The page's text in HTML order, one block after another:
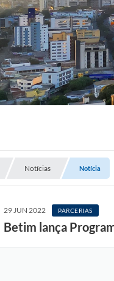
Notícias Notícia
29 JUN 2022 PARCERIAS
Betim lança